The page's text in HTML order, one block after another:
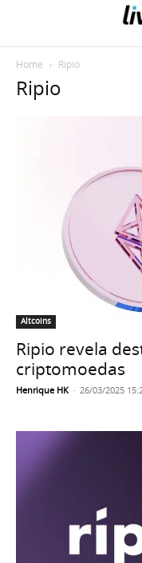
Home Ripio
Ripio
Altcoins
Ripio revela
criptomoedas
Henrique HK - 26/03/2025